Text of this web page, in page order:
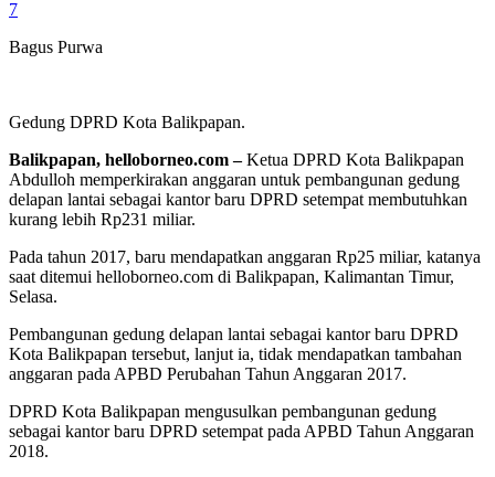
7
Bagus Purwa
Gedung DPRD Kota Balikpapan.
Balikpapan, helloborneo.com –Ketua DPRD Kota Balikpapan
Abdulloh memperkirakan anggaran untuk pembangunan gedung
delapan lantai sebagai kantor baru DPRD setempat membutuhkan
kurang lebih Rp231 miliar.
Pada tahun 2017, baru mendapatkan anggaran Rp25 miliar, katanya
saat ditemui helloborneo.com di Balikpapan, Kalimantan Timur,
Selasa.
Pembangunan gedung delapan lantai sebagai kantor baru DPRD
Kota Balikpapan tersebut, lanjut ia, tidak mendapatkan tambahan
anggaran pada APBD Perubahan Tahun Anggaran 2017.
DPRD Kota Balikpapan mengusulkan pembangunan gedung
sebagai kantor baru DPRD setempat pada APBD Tahun Anggaran
2018.